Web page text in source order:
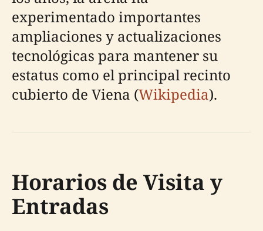
experimentado importantes
ampliaciones y actualizaciones
tecnológicas para mantener su
estatus como el principal recinto
cubierto de Viena (Wikipedia).
Horarios de Visita y
Entradas